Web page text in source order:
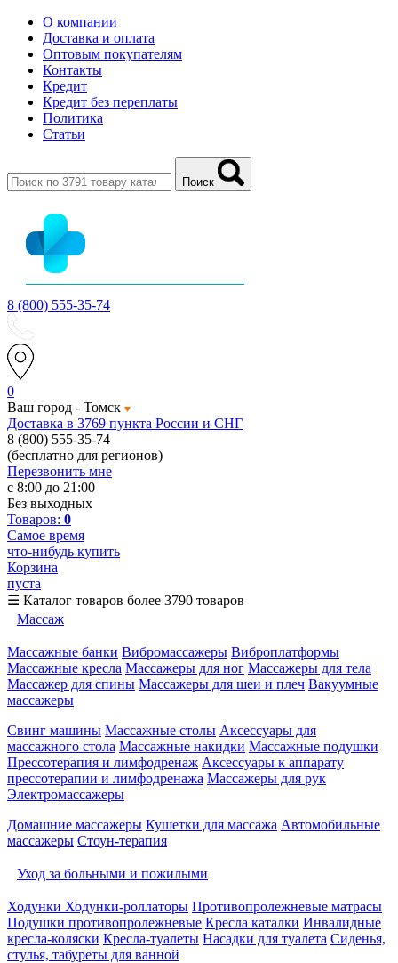
О компании
Доставка и оплата
Оптовым покупателям
Контакты
Кредит
Кредит без переплаты
Политика
Статьи
Поиск
8 (800) 555-35-74
0
Ваш город - Томск
Доставка в 3769 пункта России и СНГ
8 (800) 555-35-74
(бесплатно для регионов)
Перезвонить мне
с 8:00 до 21:00
Без выходных
Товаров: 0
Самое время
что-нибудь купить
Корзина
пуста
☰ Каталог товаров более 3790 товаров
Массаж
Массажные банки Вибромассажеры Виброплатформы
Массажные кресла Массажеры для ног Массажеры для тела
Массажер для спины Массажеры для шеи и плеч Вакуумные
массажеры
Свинг машины Массажные столы Аксессуары для
массажного стола Массажные накидки Массажные подушки
Прессотерапия и лимфодренаж Аксессуары к аппарату
прессотерапии и лимфодренажа Массажеры для рук
Электромассажеры
Домашние массажеры Кушетки для массажа Автомобильные
массажеры Стоун-терапия
Уход за больными и пожилыми
Ходунки Ходунки-роллаторы Противопролежневые матрасы
Подушки противопролежневые Кресла каталки Инвалидные
кресла-коляски Кресла-туалеты Насадки для туалета Сиденья,
стулья, табуреты для ванной